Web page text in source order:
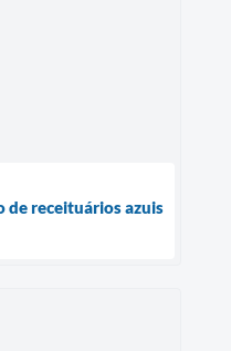
receituários azuis